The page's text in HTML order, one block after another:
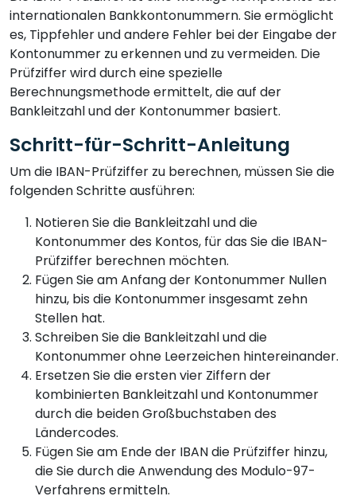
internationalen Bankkontonummern. Sie ermöglicht
es, Tippfehler und andere Fehler bei der Eingabe der
Kontonummer zu erkennen und zu vermeiden. Die
Prüfziffer wird durch eine spezielle
Berechnungsmethode ermittelt, die auf der
Bankleitzahl und der Kontonummer basiert.
Schritt-für-Schritt-Anleitung
Um die IBAN-Prüfziffer zu berechnen, müssen Sie die
folgenden Schritte ausführen:
Notieren Sie die Bankleitzahl und die
Kontonummer des Kontos, für das Sie die IBAN-
Prüfziffer berechnen möchten.
Fügen Sie am Anfang der Kontonummer Nullen
hinzu, bis die Kontonummer insgesamt zehn
Stellen hat.
Schreiben Sie die Bankleitzahl und die
Kontonummer ohne Leerzeichen hintereinander.
Ersetzen Sie die ersten vier Ziffern der
kombinierten Bankleitzahl und Kontonummer
durch die beiden Großbuchstaben des
Ländercodes.
Fügen Sie am Ende der IBAN die Prüfziffer hinzu,
die Sie durch die Anwendung des Modulo-97-
Verfahrens ermitteln.